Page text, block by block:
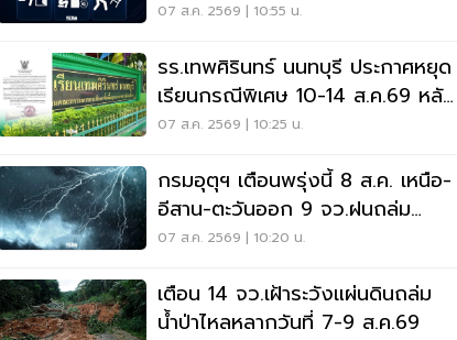
07 ส.ค. 2569 | 10:55 น.
รร.เทพศิรินทร์ นนทบุรี ประกาศหยุด
เรียนกรณีพิเศษ 10-14 ส.ค.69 หลัง
เหตุกราดยิง
07 ส.ค. 2569 | 10:25 น.
กรมอุตุฯ เตือนพรุ่งนี้ 8 ส.ค. เหนือ-
อีสาน-ตะวันออก 9 จว.ฝนถล่ม
ระวังน้ำท่วมฉับพลัน
07 ส.ค. 2569 | 10:20 น.
เตือน 14 จว.เฝ้าระวังแผ่นดินถล่ม
น้ำป่าไหลหลากวันที่ 7-9 ส.ค.69